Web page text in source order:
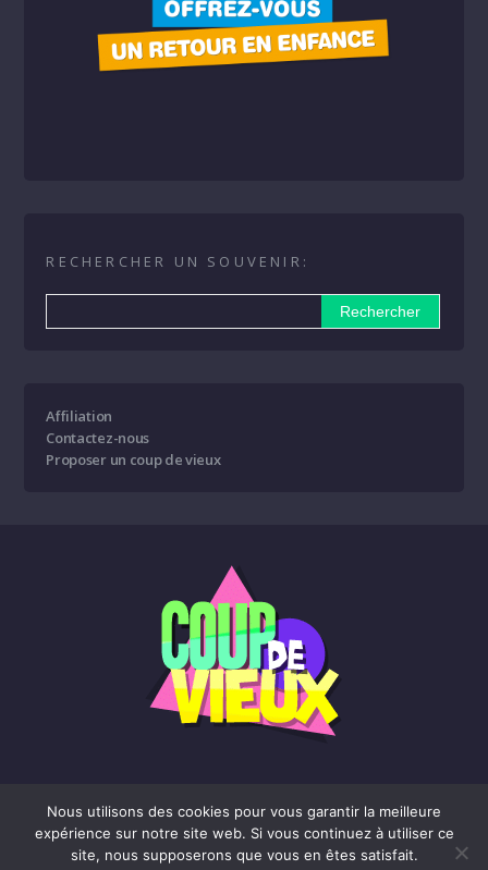
RECHERCHER UN SOUVENIR:
Affiliation
Contactez-nous
Proposer un coup de vieux
Affiliation Contactez-nous
Proposer un coup de vieux
Nous utilisons des cookies pour vous garantir la meilleure
expérience sur notre site web. Si vous continuez à utiliser ce
site, nous supposerons que vous en êtes satisfait.